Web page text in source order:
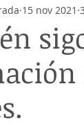
15 nov 2021